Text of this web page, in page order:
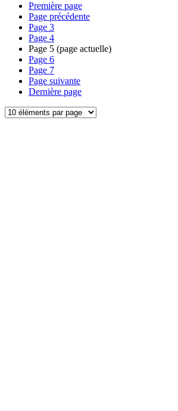
Première page
Page précédente
Page 3
Page 4
Page 5 (page actuelle)
Page 6
Page 7
Page suivante
Dernière page